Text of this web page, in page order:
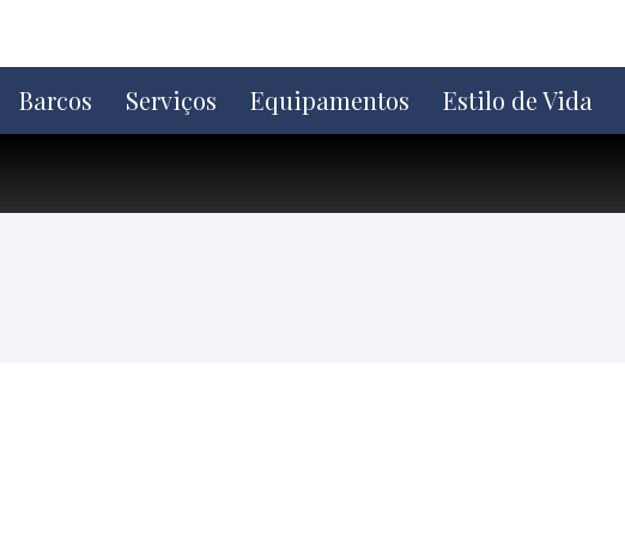
o
conteúdo
Barcos Serviços Equipamentos Estilo de Vida